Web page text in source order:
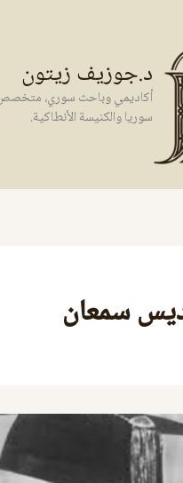
د.جوزيف زيتون
أكاديمي وباحث سوري،
سوريا والكنيسة الأنطاكية.
سمعان